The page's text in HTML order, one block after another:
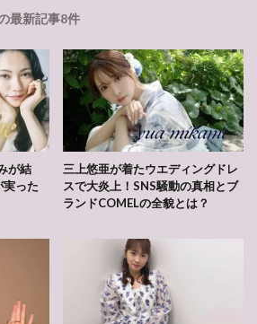
最新記事8件
が結
った
三上悠亜が着たウエディングドレ
スで大炎上！SNS騒動の真相とブ
ランドCOMELの全貌とは？